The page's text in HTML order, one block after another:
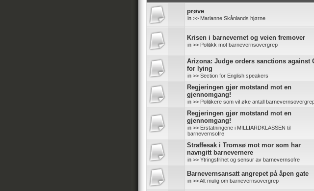
prøve
in >> Marianne Skånlands hjørne
Krisen i barnevernet og veien fremover
in >> Politikk mot barnevernsovergrep
Arizona: Judge orders sanctions against
for lying
in >> Section for English speakers
Regjeringen gjør motstand mot en
gjennomgang!
in >> Politikere som vil øke antall
Regjeringen gjør motstand mot en
gjennomgang!
in >> Erstatningene i MILLIARDKLASSEN til
barnevernsofre
Straffesak i Tromsø mot mor som har
navngitt barnevernere
in >> Ytringsfrihet og sensur av barnevernsofre
Barnevernsansatt angrepet på åpen gate
in >> Alt mulig om barnevernsovergrep